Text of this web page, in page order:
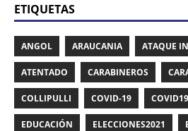
ETIQUETAS
ANGOL ARAUCANIA ATAQUE
ATENTADO CARABINEROS
COLLIPULLI COVID-19 COVID19
EDUCACIÓN ELECCIONES2021